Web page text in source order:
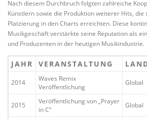
Nach diesem Durchbruch folgten zahlreiche
Künstlern sowie die Produktion weiterer Hits, die
Platzierung in den Charts erreichten. Diese
Musikgeschäft verstärkte seine Reputation als
und Produzenten in der heutigen Musikindustrie.
JAHR VERANSTALTUNG
2014
Waves Remix
Veröffentlichung
Global
2015
Veröffentlichung von „Prayer
in C“
Global